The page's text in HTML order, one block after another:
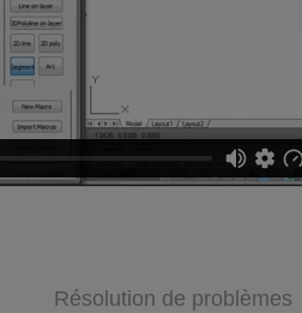
Résolution de problèmes